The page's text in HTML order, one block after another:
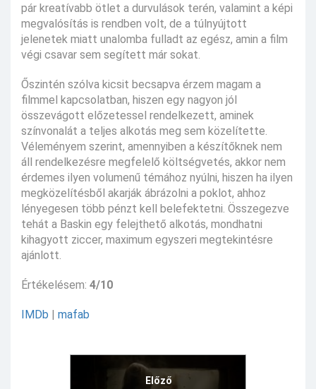
pár kreatívabb ötlet a durvulások terén, valamint a képi
megvalósítás is rendben volt, de a túlnyújtott
jelenetek miatt unalomba fulladt az egész, amin a film
végi csavar sem segített már sokat.
Őszintén szólva kicsit becsapva érzem magam a
filmmel kapcsolatban, hiszen egy nagyon jól
összevágott előzetessel rendelkezett, aminek
színvonalát a teljes alkotás meg sem közelítette.
Véleményem szerint, amennyiben a készítőknek nem
áll rendelkezésre megfelelő költségvetés, akkor nem
érdemes ilyen volumenű témához nyúlni, hiszen ha ilyen
megközelítésből akarják ábrázolni a poklot, ahhoz
lényegesen több pénzt kell belefektetni. Összegezve
tehát a Baskin egy felejthető alkotás, mondhatni
kihagyott ziccer, maximum egyszeri megtekintésre
ajánlott.
Értékelésem: 4/10
IMDb | mafab
Előző